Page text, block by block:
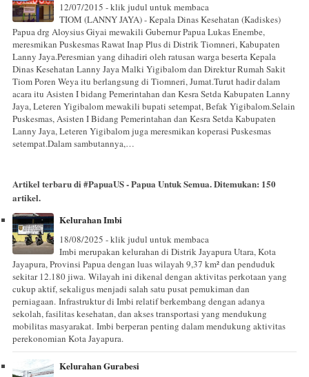
12/07/2015 - klik judul untuk membaca
TIOM (LANNY JAYA) - Kepala Dinas Kesehatan (Kadiskes)
Papua drg Aloysius Giyai mewakili Gubernur Papua Lukas Enembe,
meresmikan Puskesmas Rawat Inap Plus di Distrik Tiomneri, Kabupaten
Lanny Jaya.Peresmian yang dihadiri oleh ratusan warga beserta Kepala
Dinas Kesehatan Lanny Jaya Malki Yigibalom dan Direktur Rumah Sakit
Tiom Poren Weya itu berlangsung di Tiomneri, Jumat.Turut hadir dalam
acara itu Asisten I bidang Pemerintahan dan Kesra Setda Kabupaten Lanny
Jaya, Leteren Yigibalom mewakili bupati setempat, Befak Yigibalom.Selain
Puskesmas, Asisten I Bidang Pemerintahan dan Kesra Setda Kabupaten
Lanny Jaya, Leteren Yigibalom juga meresmikan koperasi Puskesmas
setempat.Dalam sambutannya,…
Artikel terbaru di #PapuaUS - Papua Untuk Semua. Ditemukan: 150
artikel.
Kelurahan Imbi
18/08/2025 - klik judul untuk membaca
Imbi merupakan kelurahan di Distrik Jayapura Utara, Kota
Jayapura, Provinsi Papua dengan luas wilayah 9,37 km² dan penduduk
sekitar 12.180 jiwa. Wilayah ini dikenal dengan aktivitas perkotaan yang
cukup aktif, sekaligus menjadi salah satu pusat pemukiman dan
perniagaan. Infrastruktur di Imbi relatif berkembang dengan adanya
sekolah, fasilitas kesehatan, dan akses transportasi yang mendukung
mobilitas masyarakat. Imbi berperan penting dalam mendukung aktivitas
perekonomian Kota Jayapura.
Kelurahan Gurabesi